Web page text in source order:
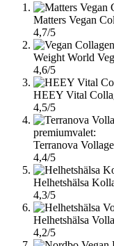
Matters Vegan
4,7/5
Weight World
4,6/5
HEEY Vital
4,5/5
premiumvalet:
Terranova
4,4/5
Helhetshälsa
4,3/5
Helhetshälsa
4,2/5